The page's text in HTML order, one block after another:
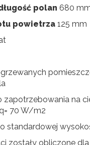
polan 680
powietrza 125 mm
na
70 W/m2
standardowej
zostały obliczone